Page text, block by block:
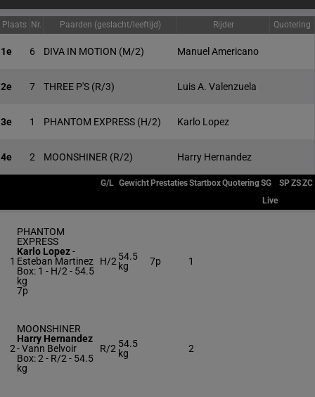
Plaats Nr. Paarden (geslacht/leeftijd) Rijder Quotering
1e 6 DIVA IN MOTION (M/2) Manuel Americano
2e 7 THREE P'S (R/3) Luis A. Valenzuela
3e 1 PHANTOM EXPRESS (H/2) Karlo Lopez
4e 2 MOONSHINER (R/2) Harry Hernandez
G/L Gewicht PrestatiesStartboxQuoteringSG SPZSZC
Live
1
PHANTOM
EXPRESS
Karlo Lopez-
Esteban Martinez
Box: 1 - H/2 - 54.5
kg
7p
H/2 54.5
kg
7p 1
2
MOONSHINER
Harry Hernandez
-Vann Belvoir
Box: 2 - R/2 - 54.5
kg
R/2 54.5
kg
2